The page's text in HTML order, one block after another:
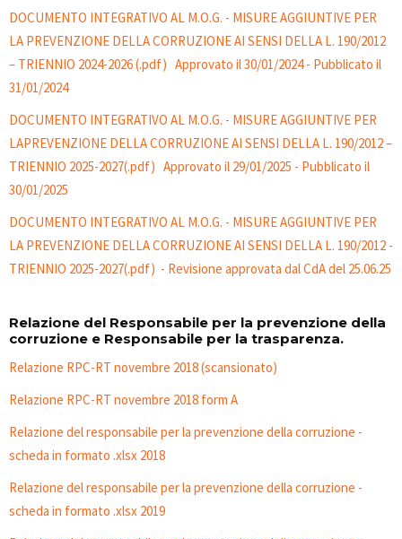
DOCUMENTO INTEGRATIVO AL M.O.G. - MISURE AGGIUNTIVE PER
LA PREVENZIONE DELLA CORRUZIONE AI SENSI DELLA L. 190/2012
– TRIENNIO 2024-2026 (.pdf) Approvato il 30/01/2024 - Pubblicato il
31/01/2024
DOCUMENTO INTEGRATIVO AL M.O.G. - MISURE AGGIUNTIVE PER
LAPREVENZIONE DELLA CORRUZIONE AI SENSI DELLA L. 190/2012 –
TRIENNIO 2025-2027(.pdf) Approvato il 29/01/2025 - Pubblicato il
30/01/2025
DOCUMENTO INTEGRATIVO AL M.O.G. - MISURE AGGIUNTIVE PER
LA PREVENZIONE DELLA CORRUZIONE AI SENSI DELLA L. 190/2012 -
TRIENNIO 2025-2027(.pdf) - Revisione approvata dal CdA del 25.06.25
Relazione del Responsabile per la prevenzione della
corruzione e Responsabile per la trasparenza.
Relazione RPC-RT novembre 2018 (scansionato)
Relazione RPC-RT novembre 2018 form A
Relazione del responsabile per la prevenzione della corruzione -
scheda in formato .xlsx 2018
Relazione del responsabile per la prevenzione della corruzione -
scheda in formato .xlsx 2019